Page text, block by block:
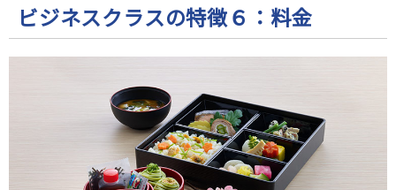
ビジネスクラスの特徴６：料金